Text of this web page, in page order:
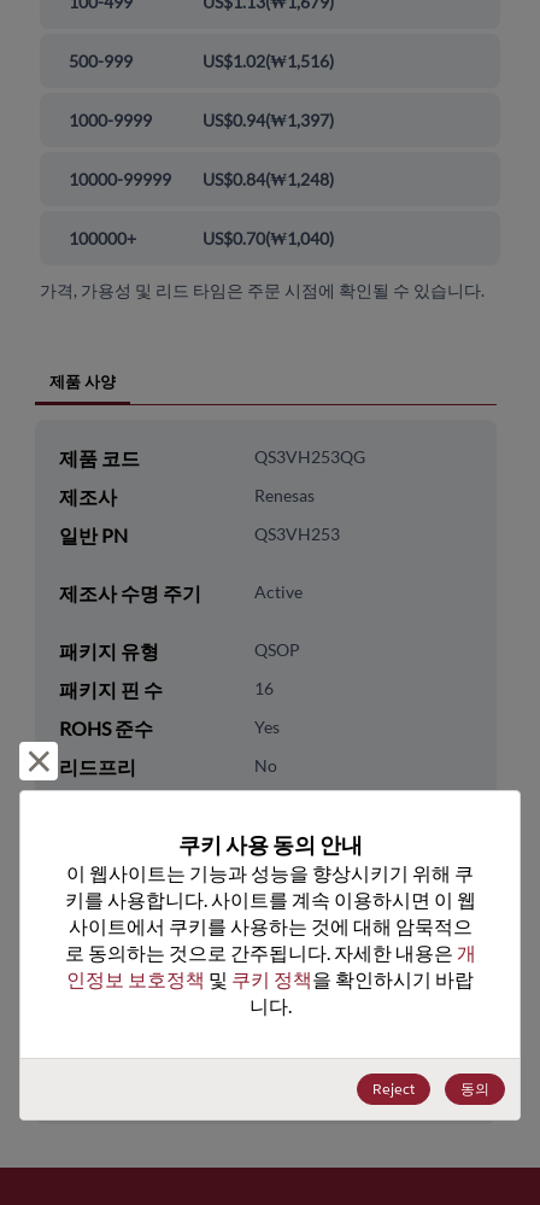
500-999 US$1.02(₩1,516)
1000-9999 US$0.94(₩1,397)
10000-99999 US$0.84(₩1,248)
100000+ US$0.70(₩1,040)
가격, 가용성 및 리드 타임은 주문 시점에 확인될 수 있습니다.
제품 사양
제품 코드 QS3VH253QG
제조사 Renesas
일반 PN QS3VH253
제조사 수명 주기 Active
패키지 유형 QSOP
패키지 핀 수 16
ROHS 준수 Yes
리드프리 No
97
기술 카테고리 Logic
기술 하위 카테고리 Standard Logic
기술 그룹 Switch/Mux/Demux/Decode
거부 및 닫기
쿠키 사용 동의 안내
이 웹사이트는 기능과 성능을 향상시키기 위해 쿠
키를 사용합니다. 사이트를 계속 이용하시면 이 웹
사이트에서 쿠키를 사용하는 것에 대해 암묵적으
로 동의하는 것으로 간주됩니다. 자세한 내용은 개
인정보 보호정책 및 쿠키 정책을 확인하시기 바랍
니다.
Reject 동의